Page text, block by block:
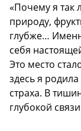
«Почему я так
природу,
глубже…
себя
Это место
здесь я
страха. В
глубокой